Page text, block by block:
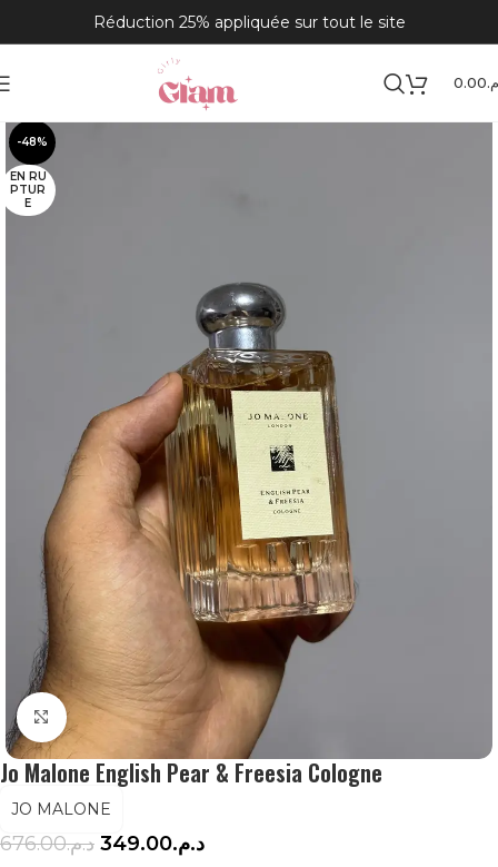
Réduction 25% appliquée sur tout le site
0.00
Accueil
-48%
EN RU
PTUR
E
Agrandir
Jo Malone English Pear & Freesia Cologne
JO MALONE
د.م.676.00 د.م.349.00